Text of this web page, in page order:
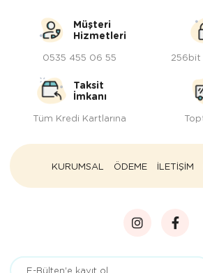
Müşteri
Hizmetleri
0535 455 06 55 256bit
Taksit
İmkanı
Tüm Kredi Kartlarına
KURUMSAL ÖDEME İLETİŞİM